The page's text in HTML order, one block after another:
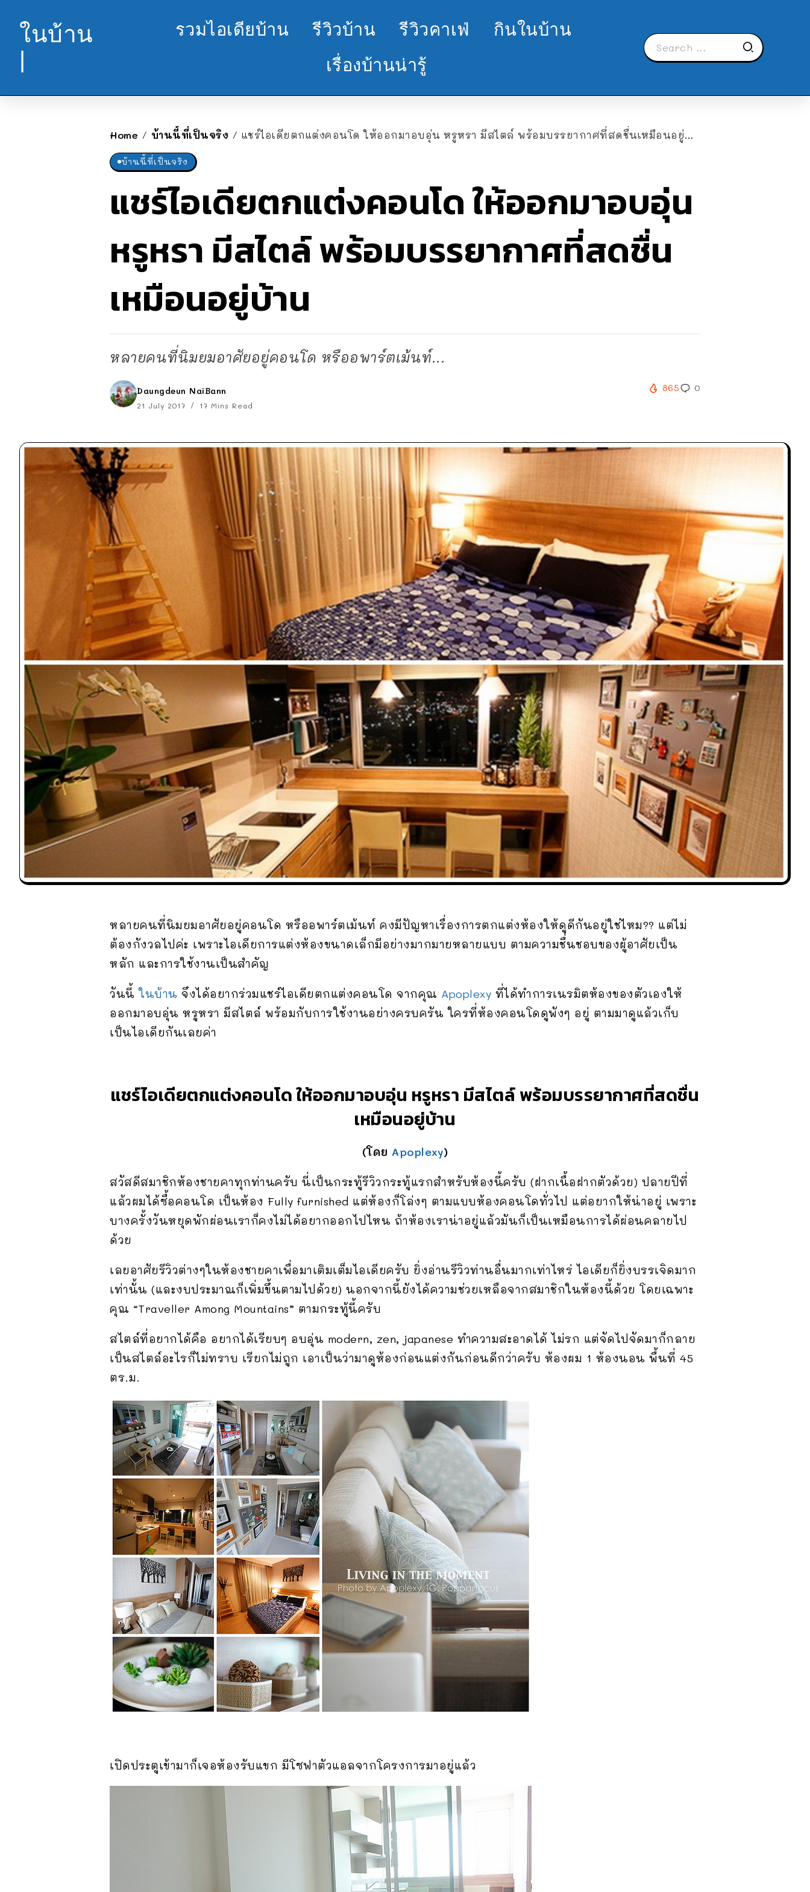
ในบ้าน
|
รวมไอเดียบ้าน รีวิวบ้าน รีวิวคาเฟ่
กินในบ้าน
เรื่องบ้านน่ารู้
Home / บ้านนี้ที่เป็นจริง / แชร์ไอเดียตกแต่งคอนโด ให้ออกมาอบอุ่น หรูหรา มีสไตล์ พร้อมบรรยากาศที่สดชื่นเหมือนอยู่บ้าน
บ้านนี้ที่เป็นจริง
แชร์ไอเดียตกแต่งคอนโด ให้ออกมาอบอุ่น
หรูหรา มีสไตล์ พร้อมบรรยากาศที่สดชื่น
เหมือนอยู่บ้าน
หลายคนที่นิมยมอาศัยอยู่คอนโด หรืออพาร์ตเม้นท์...
Daungdeun NaiBann
21 July 2017 17 Mins Read
865 0
หลายคนที่นิมยมอาศัยอยู่คอนโด หรืออพาร์ตเม้นท์ คงมีปัญหาเรื่องการตกแต่งห้องให้ดูดีกันอยู่ใช่ไหม?? แต่ไม่
ต้องกังวลไปค่ะ เพราะไอเดียการแต่งห้องขนาดเล็กมีอย่างมากมายหลายแบบ ตามความชื่นชอบของผู้อาศัยเป็น
หลัก และการใช้งานเป็นสำคัญ
วันนี้ในบ้าน จึงได้อยากร่วมแชร์ไอเดียตกแต่งคอนโด จากคุณ Apoplexy ที่ได้ทำการเนรมิตห้องของตัวเองให้
ออกมาอบอุ่น หรูหรา มีสไตล์ พร้อมกับการใช้งานอย่างครบครัน ใครที่ห้องคอนโดดูพังๆ อยู่ ตามมาดูแล้วเก็บ
เป็นไอเดียกันเลยค่า
แชร์ไอเดียตกแต่งคอนโด ให้ออกมาอบอุ่น หรูหรา มีสไตล์ พร้อมบรรยากาศที่สดชื่น
เหมือนอยู่บ้าน
(โดย Apoplexy)
สวัสดีสมาชิกห้องชายคาทุกท่านครับ นี่เป็นกระทู้รีวิวกระทู้แรกสำหรับห้องนี้ครับ (ฝากเนื้อฝากตัวด้วย) ปลายปีที่
แล้วผมได้ซื้อคอนโด เป็นห้อง Fully furnished แต่ห้องก็โล่งๆ ตามแบบห้องคอนโดทั่วไป แต่อยากให้น่าอยู่ เพราะ
บางครั้งวันหยุดพักผ่อนเราก็คงไม่ได้อยากออกไปไหน ถ้าห้องเราน่าอยู่แล้วมันก็เป็นเหมือนการได้ผ่อนคลายไป
ด้วย
เลยอาศัยรีวิวต่างๆในห้องชายคาเพื่อมาเติมเต็มไอเดียครับ ยิ่งอ่านรีวิวท่านอื่นมากเท่าไหร่ ไอเดียก็ยิ่งบรรเจิดมาก
เท่านั้น (และงบประมาณก็เพิ่มขึ้นตามไปด้วย) นอกจากนี้ยังได้ความช่วยเหลือจากสมาชิกในห้องนี้ด้วย โดยเฉพาะ
คุณ “Traveller Among Mountains” ตามกระทู้นี้ครับ
สไตล์ที่อยากได้คือ อยากได้เรียบๆ อบอุ่น modern, zen, japanese ทำความสะอาดได้ ไม่รก แต่จัดไปจัดมาก็กลาย
เป็นสไตล์อะไรก็ไม่ทราบ เรียกไม่ถูก เอาเป็นว่ามาดูห้องก่อนแต่งกันก่อนดีกว่าครับ ห้องผม 1 ห้องนอน พื้นที่ 45
ตร.ม.
เปิดประตูเข้ามาก็เจอห้องรับแขก มีโซฟาตัวแอลจากโครงการมาอยู่แล้ว